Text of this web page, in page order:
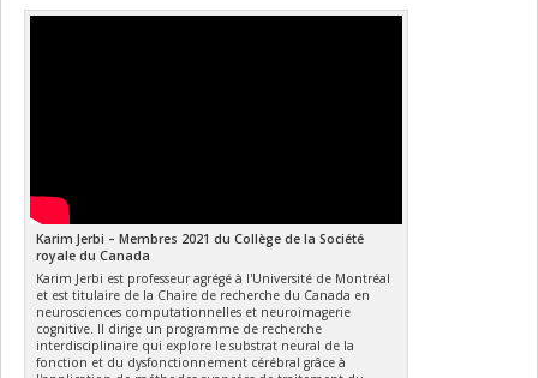
Karim Jerbi – Membres 2021 du Collège de la Société
royale du Canada
Karim Jerbi est professeur agrégé à l'Université de Montréal
et est titulaire de la Chaire de recherche du Canada en
neurosciences computationnelles et neuroimagerie
cognitive. Il dirige un programme de recherche
interdisciplinaire qui explore le substrat neural de la
fonction et du dysfonctionnement cérébral grâce à